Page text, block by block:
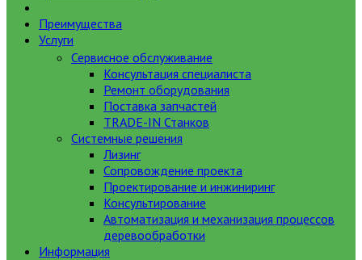
Преимущества
Услуги
Сервисное обслуживание
Консультация специалиста
Ремонт оборудования
Поставка запчастей
TRADE-IN Станков
Системные решения
Лизинг
Сопровождение проекта
Проектирование и инжиниринг
Консультирование
Автоматизация и механизация процессов
деревообработки
Информация